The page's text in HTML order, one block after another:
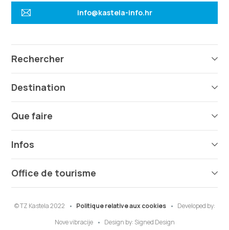
info@kastela-info.hr
Rechercher
Destination
Que faire
Infos
Office de tourisme
© TZ Kastela 2022 Politique relative aux cookies
Developed by:
Nove vibracije
Design by: Signed Design